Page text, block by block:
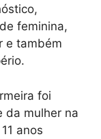
feminina,
e também
foi
da mulher na
anos